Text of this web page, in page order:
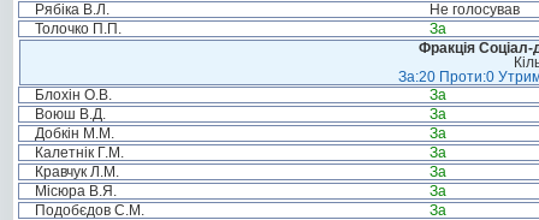
Рябіка В.Л.
Не голосував
Толочко П.П.
За
Фракція Соціал-
За:20 Проти:0
Блохін О.В.
За
Воюш В.Д.
За
Добкін М.М.
За
Калетнік Г.М.
За
Кравчук Л.М.
За
Місюра В.Я.
За
Подобєдов С.М.
За